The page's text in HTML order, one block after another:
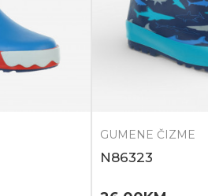
GUMENE ČIZME
N86323